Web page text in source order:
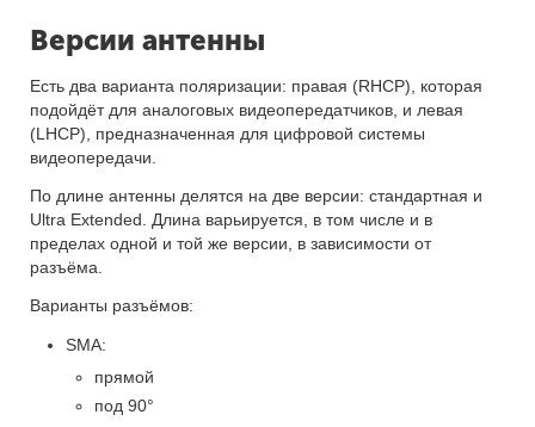
Версии антенны
Есть два варианта поляризации: правая (RHCP), которая
подойдёт для аналоговых видеопередатчиков, и левая
(LHCP), предназначенная для цифровой системы
видеопередачи.
По длине антенны делятся на две версии: стандартная и
Ultra Extended. Длина варьируется, в том числе и в
пределах одной и той же версии, в зависимости от
разъёма.
Варианты разъёмов:
SMA:
прямой
под 90°